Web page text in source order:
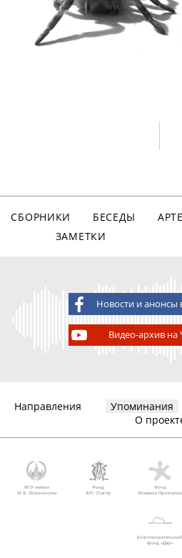
СБОРНИКИ БЕСЕДЫ
ЗАМЕТКИ
Новости и анонсы
Видео-архив на
Направления Упоминания
О
МГУ имени
М.В. Ломоносова
Фонд
AVC Charity
Фонд
Михаила Прохорова
Благотворительный
фонд «Дар»